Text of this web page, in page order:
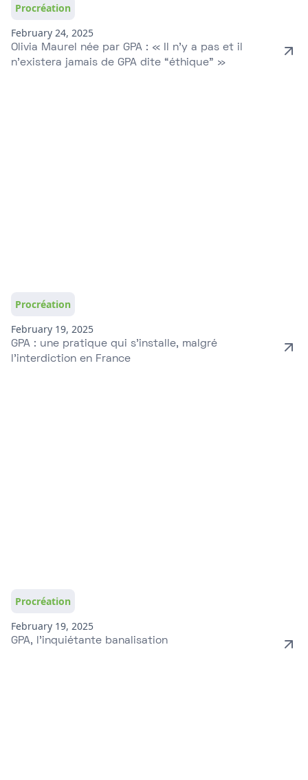
Procréation
February 24, 2025
Olivia Maurel née par GPA : « Il n’y a pas et il
n’existera jamais de GPA dite “éthique” »
Procréation
February 19, 2025
GPA : une pratique qui s’installe, malgré
l’interdiction en France
Procréation
February 19, 2025
GPA, l’inquiétante banalisation